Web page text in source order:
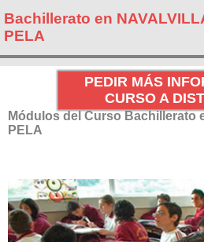
Bachillerato en
PELA
PEDIR MÁS
CURSO A
Módulos del Curso Bachillerato
PELA